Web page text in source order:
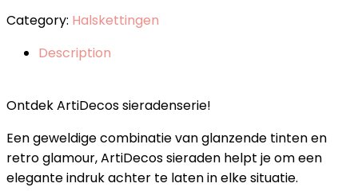
Category: Halskettingen
Description
Ontdek ArtiDecos sieradenserie!
Een geweldige combinatie van glanzende tinten en
retro glamour, ArtiDecos sieraden helpt je om een
elegante indruk achter te laten in elke situatie.